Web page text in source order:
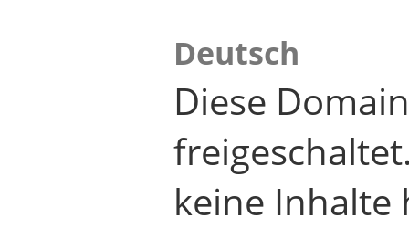
Deutsch
Diese
keine Inhalte